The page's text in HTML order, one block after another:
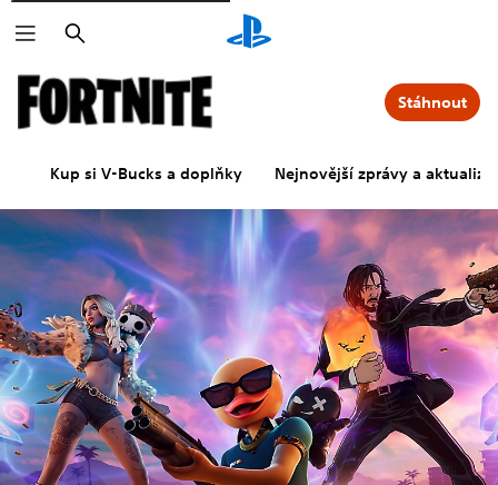
Vyhledat
Kup si V-Bucks a doplňky Nejnovější zprávy a
Stáhnout